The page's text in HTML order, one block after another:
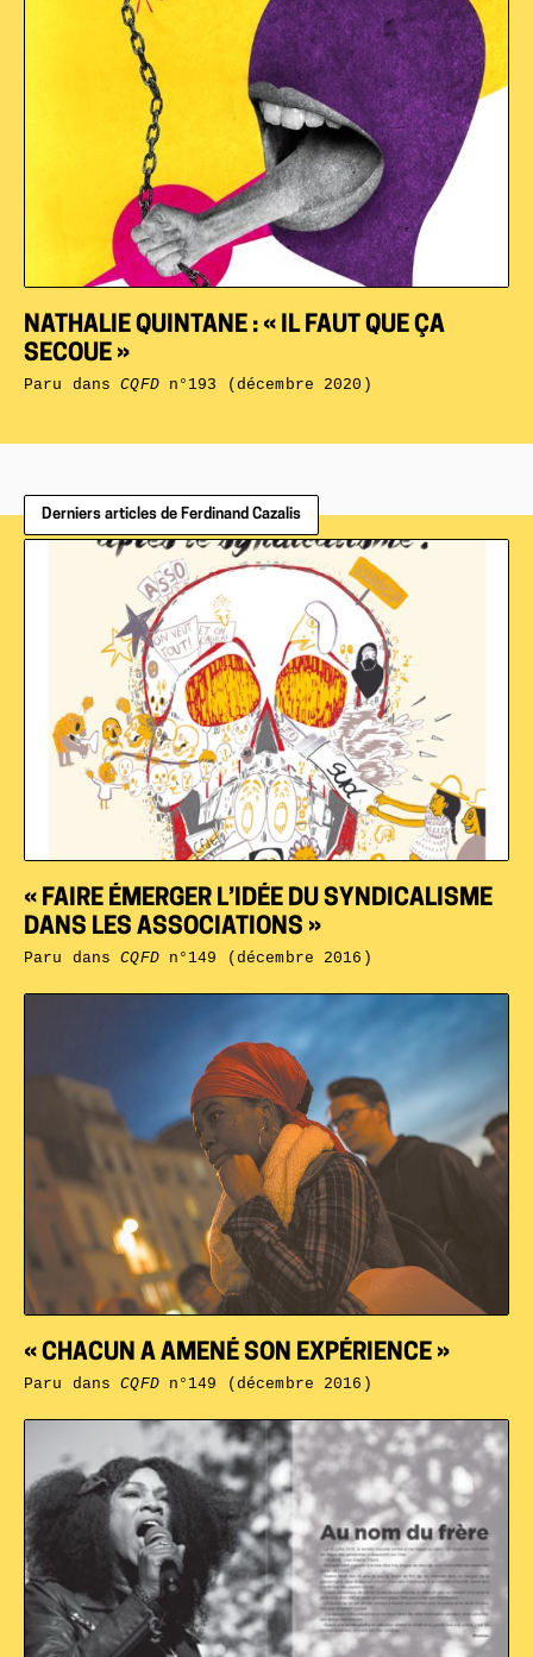
NATHALIE QUINTANE : « IL FAUT QUE ÇA
SECOUE »
Paru dansCQFDn°193 (décembre 2020)
Derniers articles de Ferdinand Cazalis
« CHACUN A AMENÉ SON EXPÉRIENCE »
Paru dansCQFDn°149 (décembre 2016)
« FAIRE ÉMERGER L’IDÉE DU SYNDICALISME
DANS LES ASSOCIATIONS »
Paru dansCQFDn°149 (décembre 2016)